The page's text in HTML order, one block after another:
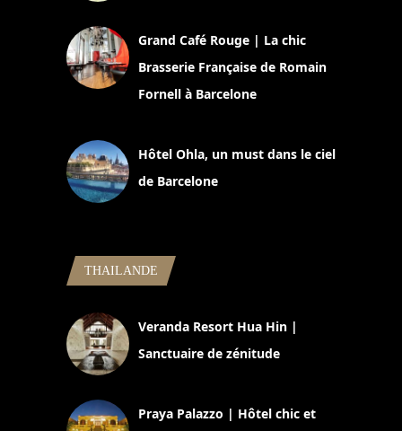
Grand Café Rouge | La chic
Brasserie Française de Romain
Fornell à Barcelone
Hôtel Ohla, un must dans le ciel
de Barcelone
THAILANDE
Veranda Resort Hua Hin |
Sanctuaire de zénitude
Praya Palazzo | Hôtel chic et